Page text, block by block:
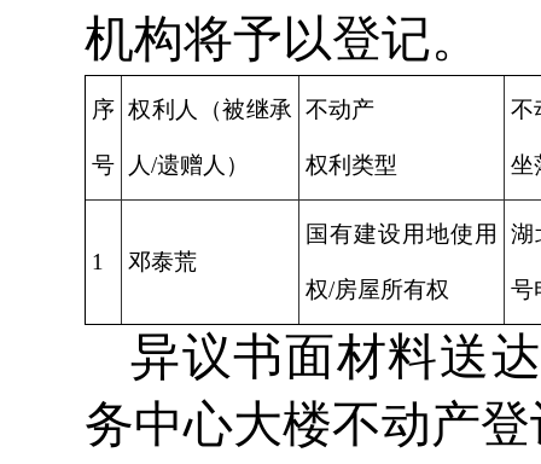
机构将予以登记。
序
号
权利人（被继承
人/遗赠人）
不动产
权利类型
不
坐
1 邓泰荒
国有建设用地使用
权/房屋所有权
湖
号
异议书面材料送
务中心大楼不动产